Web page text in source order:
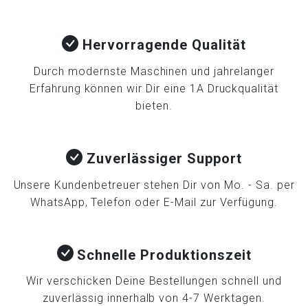
Hervorragende Qualität
Durch modernste Maschinen und jahrelanger
Erfahrung können wir Dir eine 1A Druckqualität
bieten.
Zuverlässiger Support
Unsere Kundenbetreuer stehen Dir von Mo. - Sa. per
WhatsApp, Telefon oder E-Mail zur Verfügung.
Schnelle Produktionszeit
Wir verschicken Deine Bestellungen schnell und
zuverlässig innerhalb von 4-7 Werktagen.